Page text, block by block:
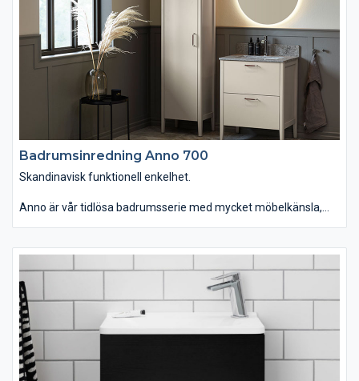
Badrumsinredning Anno 700
Skandinavisk funktionell enkelhet.
Anno är vår tidlösa badrumsserie med mycket möbelkänsla,
finns i tre bredder med topplatta i kompositsten samt
förvaringsskåp, högskåp och vägghylla. Du kan välja kulörer och
uttryck, så att serien kommer till sin rätt både i moderna och
traditionella miljöer. Anno passar dig som vill ha ett tidlöst
badrum med skandinavisk funktionell enkelhet.